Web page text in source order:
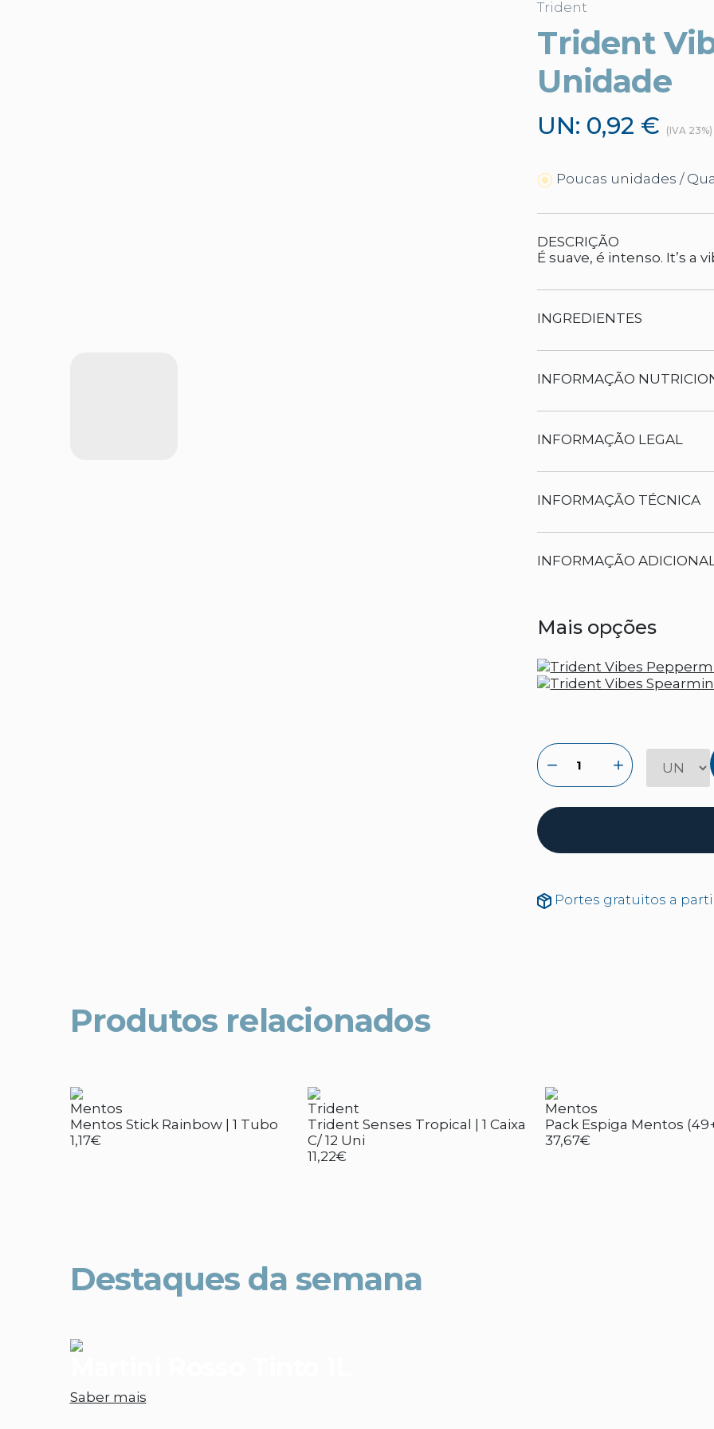
Trident
Trident
Unidade
UN: 0,92 € (IVA 23%)
Poucas unidades /
DESCRIÇÃO
É suave, é intenso. It’s a
INGREDIENTES
INFORMAÇÃO
INFORMAÇÃO LEGAL
INFORMAÇÃO TÉCNICA
INFORMAÇÃO
Mais opções
Portes gratuitos a
Produtos relacionados
Mentos
Mentos Stick Rainbow | 1 Tubo
1,17€
Trident
Trident Senses Tropical | 1 Caixa
C/ 12 Uni
11,22€
Mentos
Pack Espiga Mentos
37,67€
Destaques da semana
Saber mais